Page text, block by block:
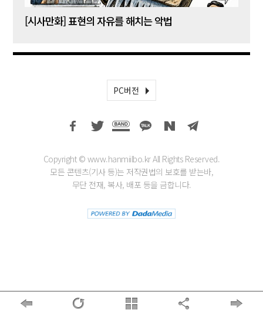
[시사만화] 표현의 자유를 해치는 악법
PC버전
Copyright © www.hanmiilbo.kr All Rights Reserved.
모든 콘텐츠(기사 등)는 저작권법의 보호를 받는바,
무단 전재, 복사, 배포 등을 금합니다.